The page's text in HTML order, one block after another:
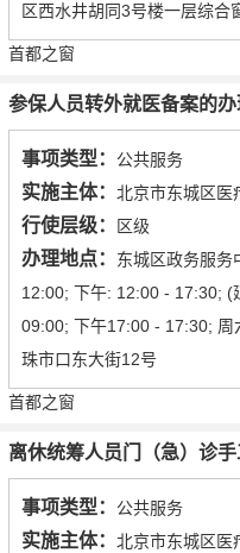
区西水井胡同3号楼一层综合
首都之窗
参保人员转外就医备案的办
事项类型： 公共服务
实施主体： 北京市东城区医
行使层级： 区级
办理地点： 东城区政务服务
12:00; 下午: 12:00 - 17:30; (
09:00; 下午17:00 - 17:30;
珠市口东大街12号
首都之窗
离休统筹人员门（急）诊
事项类型： 公共服务
实施主体： 北京市东城区医